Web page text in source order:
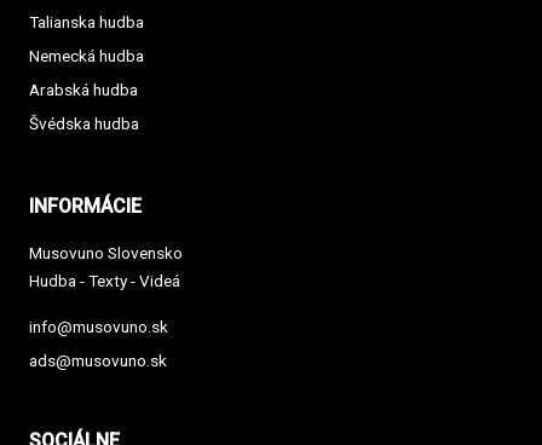
Talianska hudba
Nemecká hudba
Arabská hudba
Švédska hudba
INFORMÁCIE
Musovuno Slovensko
Hudba - Texty - Videá
info@musovuno.sk
ads@musovuno.sk